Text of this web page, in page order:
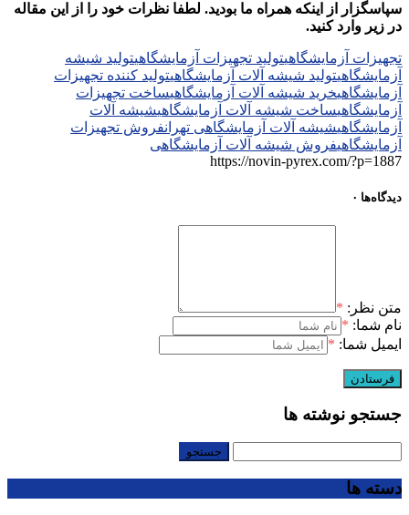
سپاسگزار از اینکه همراه ما بودید. لطفا نظرات خود را از این مقاله
در زیر وارد کنید.
تجهیزات آزمایشگاهیتولید تجهیزات آزمایشگاهیتولید شیشه
آزمایشگاهیتولید شیشه آلات آزمایشگاهیتولید کننده تجهیزات
آزمایشگاهیخرید شیشه آلات آزمایشگاهیساخت تجهیزات
آزمایشگاهیساخت شیشه آلات آزمایشگاهیشیشه آلات
آزمایشگاهیشیشه آلات آزمایشگاهی تهرانفروش تجهیزات
آزمایشگاهیفروش شیشه آلات آزمایشگاهی
https://novin-pyrex.com/?p=1887
دیدگاه‌ها ۰
متن نظر: *
نام شما: *
ایمیل شما: *
جستجو نوشته ها
دسته ها